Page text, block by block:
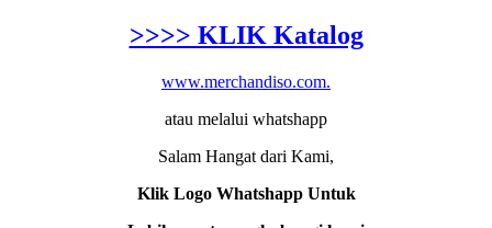
>>>> KLIK Katalog
www.merchandiso.com.
atau melalui whatshapp
Salam Hangat dari Kami,
Klik Logo Whatshapp Untuk